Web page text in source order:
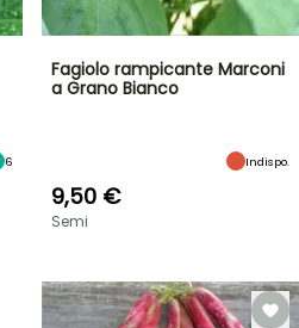
6
Fagiolo rampicante Marconi
a Grano Bianco
Indispo.
9,50 €
Semi